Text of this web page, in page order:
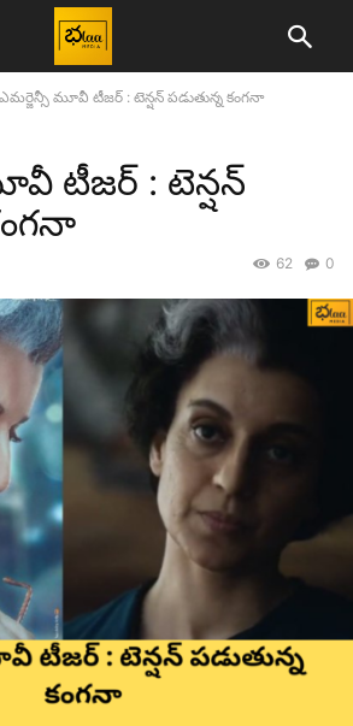
ఎమర్జెన్సీ మూవీ టీజర్ : టెన్షన్ పడుతున్న కంగనా
టీజర్ : టెన్షన్
0
62